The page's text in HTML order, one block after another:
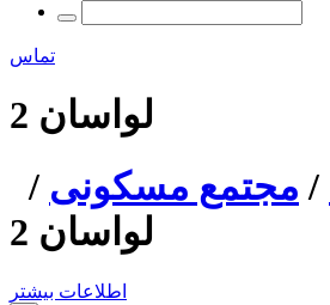
تماس
لواسان 2
/ مجتمع مسکونی /
لواسان 2
اطلاعات بیشتر